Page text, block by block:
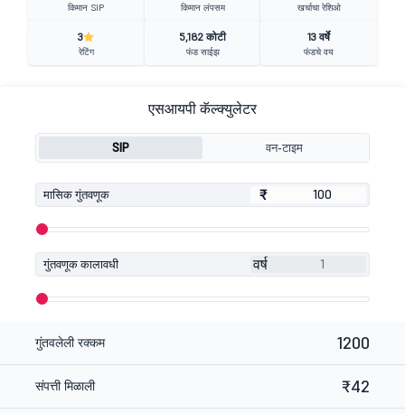
किमान SIP किमान लंपसम खर्चाचा रेशिओ
3
रेटिंग
5,182 कोटी
फंड साईझ
13 वर्षे
फंडचे वय
एसआयपी कॅल्क्युलेटर
SIP वन-टाइम
मासिक गुंतवणूक ₹
₹
गुंतवणूक कालावधी वर्ष
गुंतवलेली रक्कम 1200
संपत्ती मिळाली ₹42